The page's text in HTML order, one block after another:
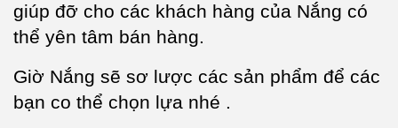
giúp đỡ cho các khách hàng của Nắng có
thể yên tâm bán hàng.
Giờ Nắng sẽ sơ lược các sản phẩm để các
bạn co thể chọn lựa nhé .